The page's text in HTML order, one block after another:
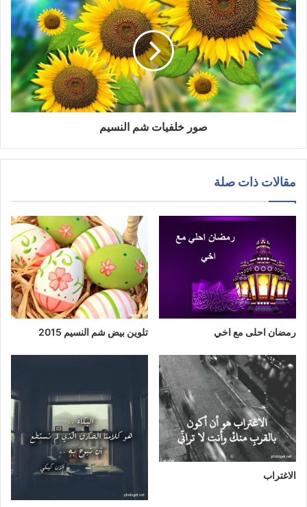
صور خلفيات شم النسيم
مقالات ذات صلة
رمضان احلى مع اخي تلوين بيض شم النسيم 2015
الاغتراب